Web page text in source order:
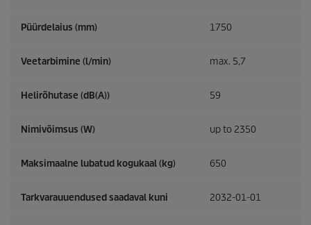
Püürdelaius (mm) 1750
Veetarbimine (l/min) max. 5,7
Helirõhutase (dB(A)) 59
Nimivõimsus (W) up to 2350
Maksimaalne lubatud kogukaal (kg) 650
Tarkvarauuendused saadaval kuni 2032-01-01